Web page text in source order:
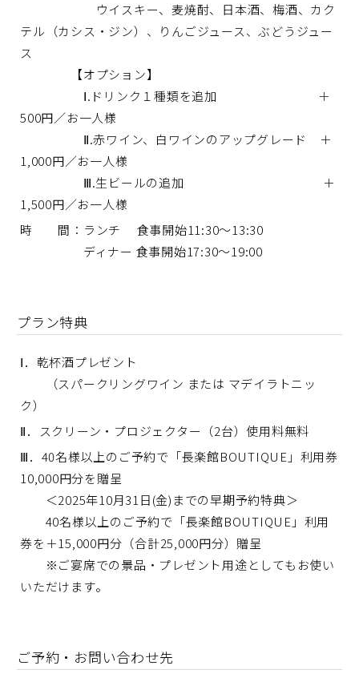
ウイスキー、麦焼酎、日本酒、梅酒、カク
テル（カシス・ジン）、りんごジュース、ぶどうジュー
ス
【オプション】
Ⅰ.ドリンク１種類を追加 ＋
500円／お一人様
Ⅱ.赤ワイン、白ワインのアップグレード ＋
1,000円／お一人様
Ⅲ.生ビールの追加 ＋
1,500円／お一人様
時 間：ランチ 食事開始11:30～13:30
ディナー 食事開始17:30～19:00
プラン特典
Ⅰ．乾杯酒プレゼント
（スパークリングワイン または マデイラトニッ
ク）
Ⅱ．スクリーン・プロジェクター（2台）使用料無料
Ⅲ．40名様以上のご予約で「長楽館BOUTIQUE」利用券
10,000円分を贈呈
＜2025年10月31日(金)までの早期予約特典＞
40名様以上のご予約で「長楽館BOUTIQUE」利用
券を＋15,000円分（合計25,000円分）贈呈
※ご宴席での景品・プレゼント用途としてもお使い
いただけます。
ご予約・お問い合わせ先